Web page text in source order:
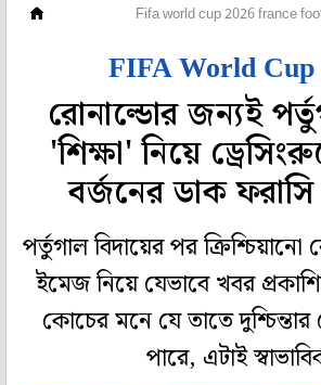
Fifa world cup 2026 france
FIFA World Cup
রোনাল্ডোর জন্যই
'শিক্ষা' নিয়ে
বর্জনের ডাক
পর্তুগাল বিদায়ের পর ক্রিশ্চিয়ানো
ইমেজ নিয়ে যেভাবে খবর
কোচের মনে যে তাতে
পারে, এটাই